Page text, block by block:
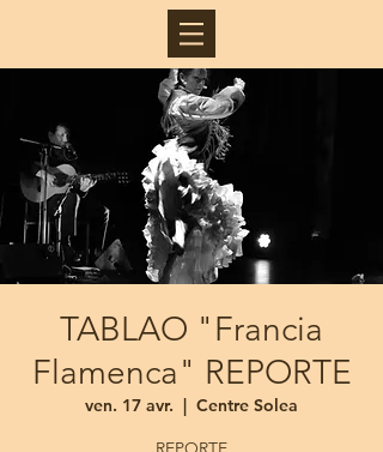
TABLAO "Francia
Flamenca" REPORTE
ven. 17 avr.
  |
Centre Solea